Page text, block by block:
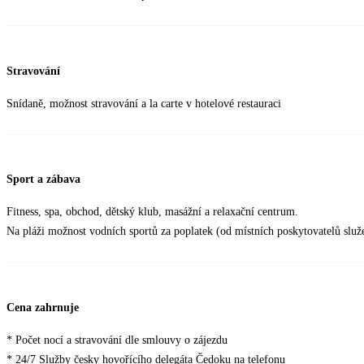
Stravování
Snídaně, možnost stravování a la carte v hotelové restauraci
Sport a zábava
Fitness, spa, obchod, dětský klub, masážní a relaxační centrum.
Na pláži možnost vodních sportů za poplatek (od místních poskytovatelů
Cena zahrnuje
* Počet nocí a stravování dle smlouvy o zájezdu
* 24/7 Služby česky hovořícího delegáta Čedoku na telefonu